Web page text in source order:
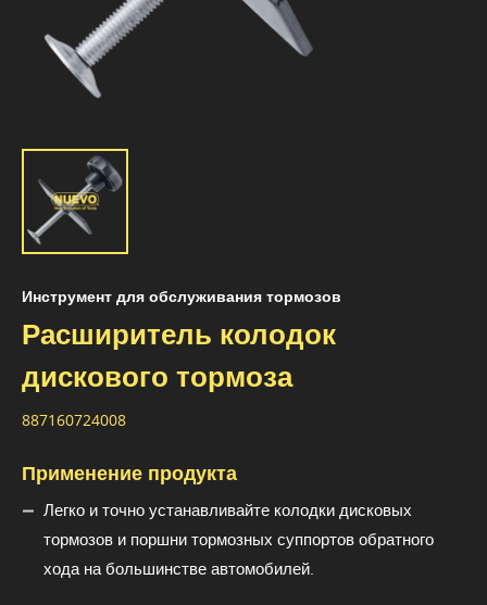
Инструмент для обслуживания тормозов
Расширитель колодок
дискового тормоза
887160724008
Применение продукта
Легко и точно устанавливайте колодки дисковых
тормозов и поршни тормозных суппортов обратного
хода на большинстве автомобилей.